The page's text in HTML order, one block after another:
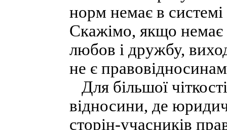
норм немає в
Скажімо, якщо
любов і дружбу,
не є
Для більшої
відносини, де
сторін-учасників